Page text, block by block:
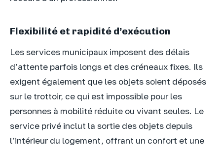
Flexibilité et rapidité d’exécution
Les services municipaux imposent des délais
d’attente parfois longs et des créneaux fixes. Ils
exigent également que les objets soient déposés
sur le trottoir, ce qui est impossible pour les
personnes à mobilité réduite ou vivant seules. Le
service privé inclut la sortie des objets depuis
l’intérieur du logement, offrant un confort et une